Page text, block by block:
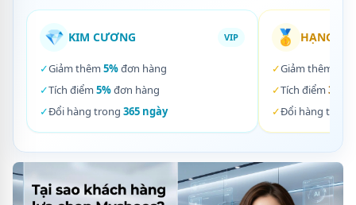
💎 KIM CƯƠNG VIP
✓Giảm thêm 5%đơn hàng
✓Tích điểm 5%đơn hàng
✓Đổi hàng trong 365 ngày
🥇 HẠNG
✓Giảm thêm
✓Tích điểm 3%
✓Đổi hàng trong